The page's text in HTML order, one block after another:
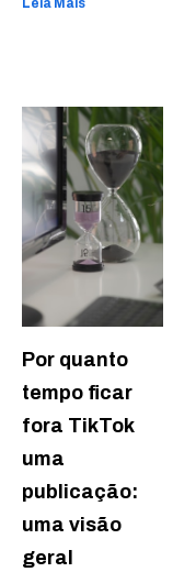
Leia Mais
Por quanto
tempo ficar
fora TikTok
uma
publicação:
uma visão
geral